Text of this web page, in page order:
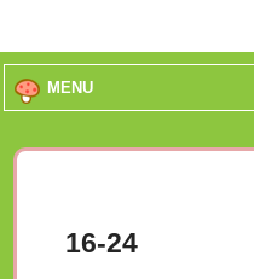
MENU
16-24